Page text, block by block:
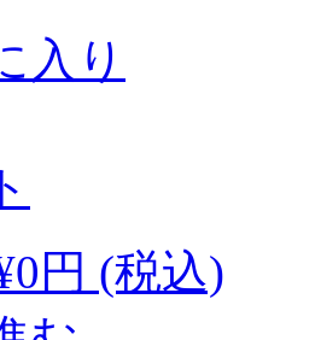
入り
0円 (税込)